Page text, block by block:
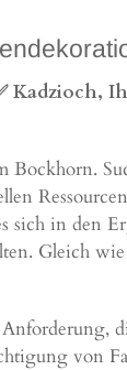
sich in den
Gleich
von